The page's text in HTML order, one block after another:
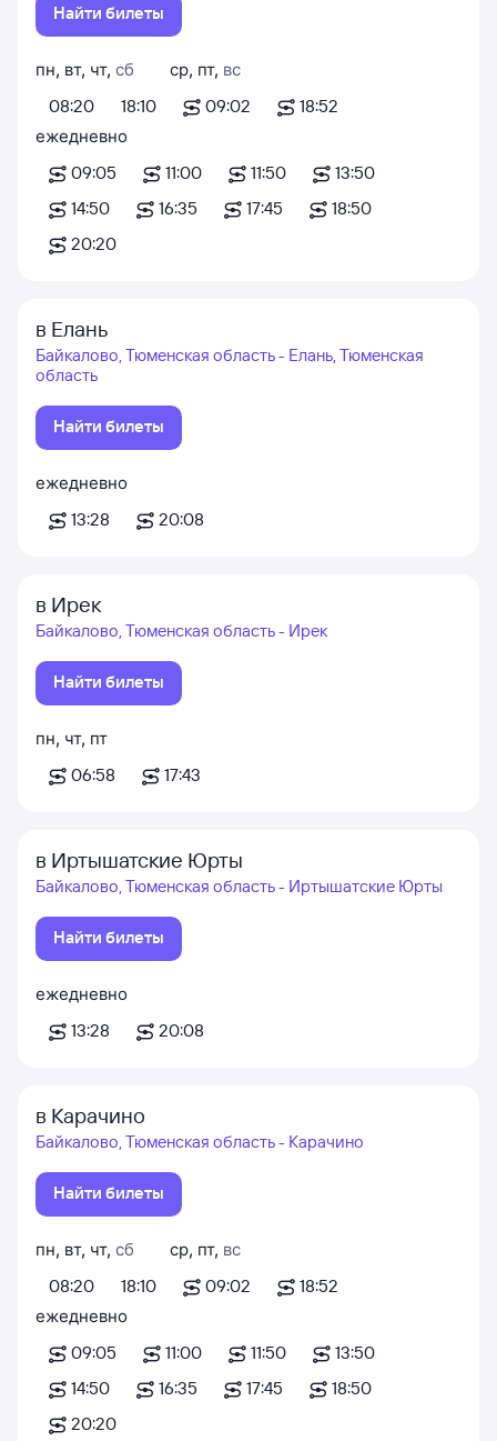
Найти билеты
пн, вт, чт, сб
08:20
18:10
ср, пт, вс
09:02
18:52
ежедневно
09:05
11:00 11:50
13:50
14:50
16:35 17:45
18:50
20:20
в Елань
Байкалово, Тюменская область - Елань, Тюменская
область
Найти билеты
ежедневно
13:28
20:08
в Ирек
Байкалово, Тюменская область - Ирек
Найти билеты
пн, чт, пт
06:58
17:43
в Иртышатские Юрты
Байкалово, Тюменская область - Иртышатские Юрты
Найти билеты
ежедневно
13:28
20:08
в Карачино
Байкалово, Тюменская область - Карачино
Найти билеты
пн, вт, чт, сб
08:20
18:10
ср, пт, вс
09:02
18:52
ежедневно
09:05
11:00 11:50
13:50
14:50
16:35 17:45
18:50
20:20